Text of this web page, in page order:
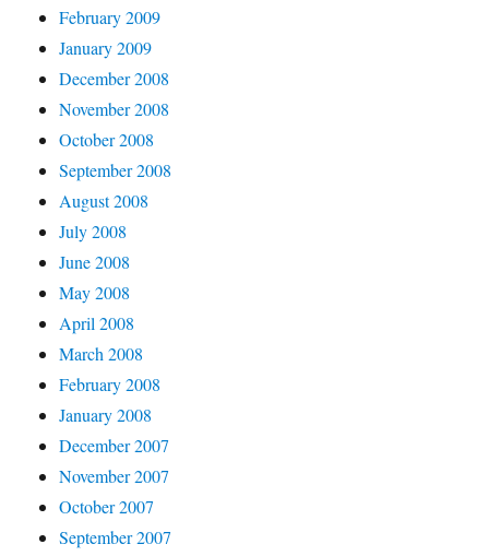
February 2009
January 2009
December 2008
November 2008
October 2008
September 2008
August 2008
July 2008
June 2008
May 2008
April 2008
March 2008
February 2008
January 2008
December 2007
November 2007
October 2007
September 2007